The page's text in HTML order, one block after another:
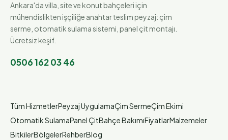
Ankara'da villa, site ve konut bahçeleri için
mühendislikten işçiliğe anahtar teslim peyzaj: çim
serme, otomatik sulama sistemi, panel çit montajı.
Ücretsiz keşif.
0506 162 03 46
Tüm HizmetlerPeyzaj UygulamaÇim SermeÇim Ekimi
Otomatik SulamaPanel ÇitBahçe BakımıFiyatlarMalzemeler
BitkilerBölgelerRehberBlog